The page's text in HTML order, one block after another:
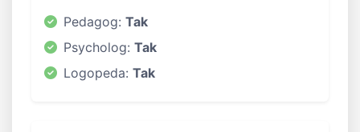
Pedagog: Tak
Psycholog: Tak
Logopeda: Tak